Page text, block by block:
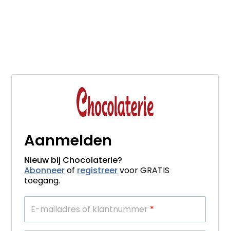
Aanmelden
Nieuw bij Chocolaterie?
Abonneerof registreervoor GRATIS
toegang.
E-mailadres of klantnummer *